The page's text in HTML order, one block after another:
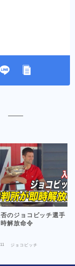
否のジョコビッチ選手
解放命令
ジョコビッチ